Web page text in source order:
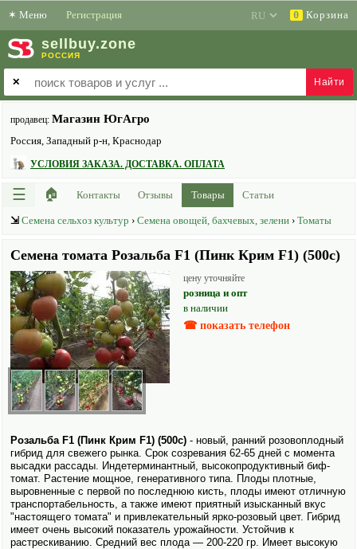
✶ Меню Регистрация 0 Корзина
sell buy.zone
РОССИЯ
✕
продавец: Магазин ЮгАгро
Россия, Западный р-н, Краснодар
УСЛОВИЯ ЗАКАЗА. ДОСТАВКА. ОПЛАТА
☰ 🏠 Контакты Отзывы Товары Статьи
⇲ Семена сельхоз культур › Семена овощей, бахчевых, зелени › Томаты
Семена томата Розальба F1 (Пинк Крим F1) (500с)
цену уточняйте
розница и опт
в наличии
☎ показать телефон
Розальба F1 (Пинк Крим F1) (500с) - новый, ранний розовоплодный
гибрид для свежего рынка. Срок созревания 62-65 дней с момента
высадки рассады. Индетерминантный, высоко­продуктивный биф-
томат. Растение мощное, генеративного типа. Плоды плотные,
выровненные с первой по последнюю кисть, плоды имеют отличную
транспортабельность, а также имеют приятный изысканный вкус
"настоящего томата" и привлекательный ярко-розовый цвет. Гибрид
имеет очень высокий показатель урожайности. Устойчив к
растрескиванию. Средний вес плода ― 200-220 гр. Имеет высокую